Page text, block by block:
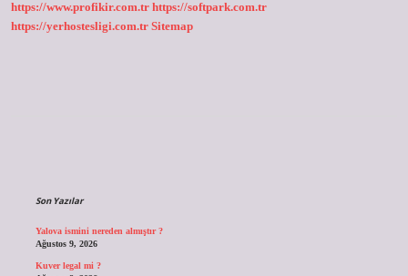
https://www.profikir.com.tr https://softpark.com.tr
https://yerhostesligi.com.tr Sitemap
Son Yazılar
Yalova ismini nereden almıştır ?
Ağustos 9, 2026
Kuver legal mi ?